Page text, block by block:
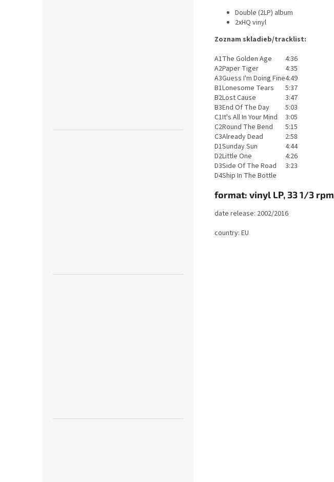
Double (2LP) album
2xHQ vinyl
Zoznam skladieb/tracklist:
A1The Golden Age
4:36
A2Paper Tiger
4:35
A3Guess I'm Doing Fine4:49
B1Lonesome Tears
5:37
B2Lost Cause
3:47
B3End Of The Day
5:03
C1It's All In Your Mind
3:05
C2Round The Bend
5:15
C3Already Dead
2:58
D1Sunday Sun
4:44
D2Little One
4:26
D3Side Of The Road
3:23
D4Ship In The Bottle
format: vinyl LP, 33 1/3 rpm
date release: 2002/2016
country: EU